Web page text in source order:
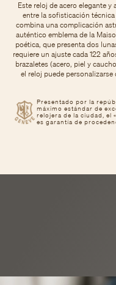
Presentado por la
máximo estándar de
relojera de la ciudad, el
es garantía de
Este reloj de acero elegante
entre la sofisticación
combina una complicación
auténtico emblema de la
poética, que presenta dos
requiere un ajuste cada 122
brazaletes (acero, piel y
el reloj puede